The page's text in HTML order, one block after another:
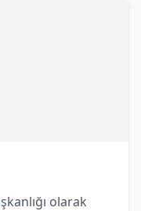
olarak